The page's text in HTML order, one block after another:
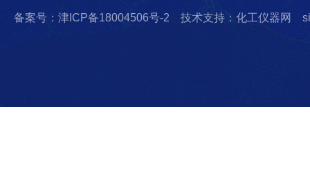
备案号：津ICP备18004506号-2 技术支持：化工仪器网